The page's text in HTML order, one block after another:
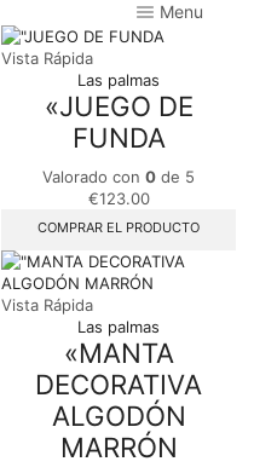
Menu
Vista Rápida
Las palmas
«JUEGO DE
FUNDA
Valorado con 0 de 5
€123.00
COMPRAR EL PRODUCTO
Vista Rápida
Las palmas
«MANTA
DECORATIVA
ALGODÓN
MARRÓN